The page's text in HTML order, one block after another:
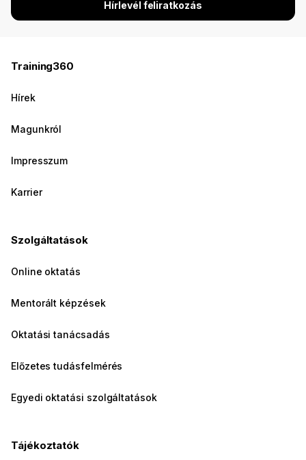
Hírlevél feliratkozás
Training360
Hírek
Magunkról
Impresszum
Karrier
Szolgáltatások
Online oktatás
Mentorált képzések
Oktatási tanácsadás
Előzetes tudásfelmérés
Egyedi oktatási szolgáltatások
Tájékoztatók